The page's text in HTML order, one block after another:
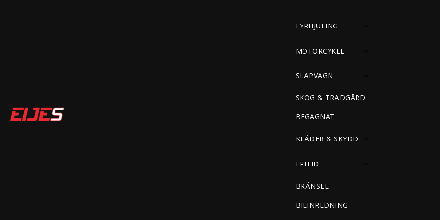
FYRHJULING
MOTORCYKEL
SLÄPVAGN
SKOG & TRÄDGÅRD
BEGAGNAT
KLÄDER & SKYDD
FRITID
BRÄNSLE
BILINREDNING